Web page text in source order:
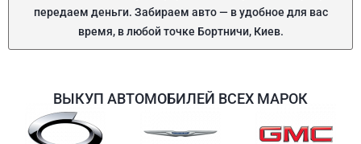
передаем деньги. Забираем авто — в удобное для вас
время, в любой точке Бортничи, Киев.
ВЫКУП АВТОМОБИЛЕЙ ВСЕХ МАРОК